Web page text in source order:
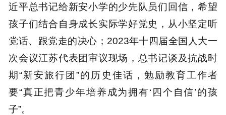
近平总书记给新安小学的少先队员们回信，希望
孩子们结合自身成长实际学好党史，从小坚定听
党话、跟党走的决心；2023年十四届全国人大一
次会议江苏代表团审议现场，总书记谈及抗战时
期“新安旅行团”的历史佳话，勉励教育工作者
要“真正把青少年培养成为拥有‘四个自信’的孩
子”。